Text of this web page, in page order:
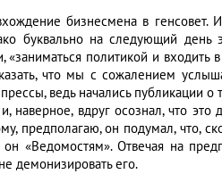
бизнесмена в генсовет.
буквально на следующий день
политикой и входить
что мы с сожалением
ведь начались публикации о
наверное, вдруг осознал, что
предполагаю, он подумал, что,
«Ведомостям». Отвечая на
демонизировать его.